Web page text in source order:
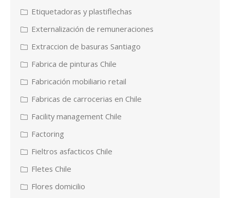
Etiquetadoras y plastiflechas
Externalización de remuneraciones
Extraccion de basuras Santiago
Fabrica de pinturas Chile
Fabricación mobiliario retail
Fabricas de carrocerias en Chile
Facility management Chile
Factoring
Fieltros asfacticos Chile
Fletes Chile
Flores domicilio